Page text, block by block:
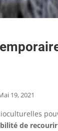
19, 2021
de